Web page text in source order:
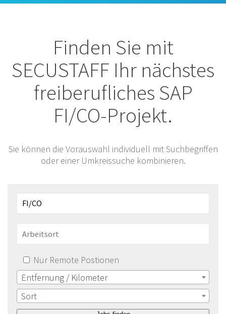
Finden Sie mit
SECUSTAFF Ihr nächstes
freiberufliches SAP
FI/CO-Projekt.
Sie können die Vorauswahl individuell mit Suchbegriffen
oder einer Umkreissuche kombinieren.
Nur Remote Postionen
Entfernung / Kilometer
Sort